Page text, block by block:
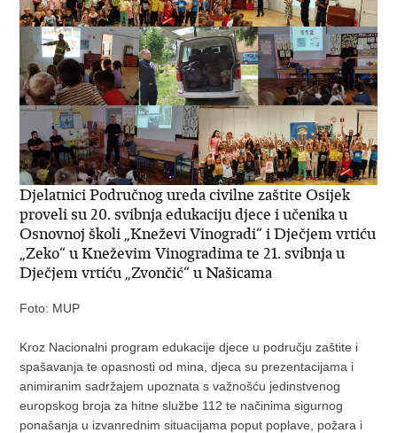
Djelatnici Područnog ureda civilne zaštite Osijek
proveli su 20. svibnja edukaciju djece i učenika u
Osnovnoj školi „Kneževi Vinogradi“ i Dječjem vrtiću
„Zeko“ u Kneževim Vinogradima te 21. svibnja u
Dječjem vrtiću „Zvončić“ u Našicama
Foto: MUP
Kroz Nacionalni program edukacije djece u području zaštite i
spašavanja te opasnosti od mina, djeca su prezentacijama i
animiranim sadržajem upoznata s važnošću jedinstvenog
europskog broja za hitne službe 112 te načinima sigurnog
ponašanja u izvanrednim situacijama poput poplave, požara i